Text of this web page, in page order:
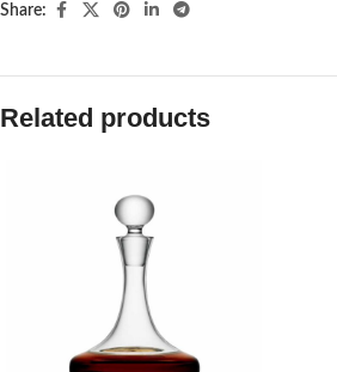
Share:
Related products